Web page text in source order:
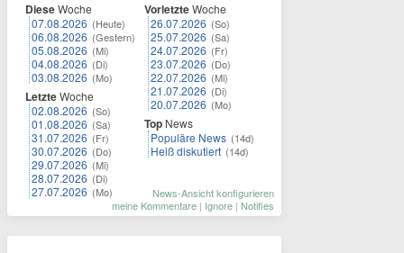
DieseWoche
07.08.2026 (Heute)
06.08.2026 (Gestern)
05.08.2026 (Mi)
04.08.2026 (Di)
03.08.2026 (Mo)
LetzteWoche
02.08.2026 (So)
01.08.2026 (Sa)
31.07.2026 (Fr)
30.07.2026 (Do)
29.07.2026 (Mi)
28.07.2026 (Di)
27.07.2026 (Mo)
VorletzteWoche
26.07.2026 (So)
25.07.2026 (Sa)
24.07.2026 (Fr)
23.07.2026 (Do)
22.07.2026 (Mi)
21.07.2026 (Di)
20.07.2026 (Mo)
Top News
Populäre News (14d)
Heiß diskutiert (14d)
News-Ansicht konfigurieren
meine Kommentare | Ignore | Notifies